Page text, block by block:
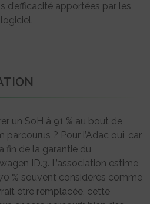
d’efficacité apportées par les
un SoH à 91 % au bout de
? Pour l’Adac oui, car
fin de la garantie du
ID.3. L’association estime
70 % souvent considérés comme
être remplacée, cette